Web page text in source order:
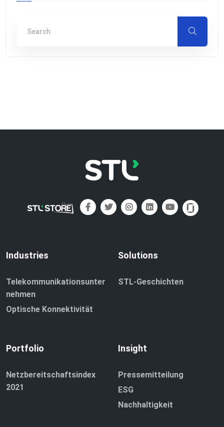
Industries
Telekommunikationsunter
nehmen
Optische Konnektivität
Solutions
STL-Geschichten
Portfolio
Netzbereitschaftsindex
2021
Insight
Pressemitteilung
ESG
Nachhaltigkeit